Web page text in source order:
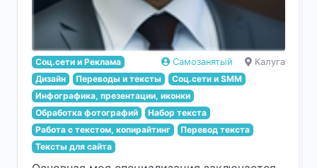
Самозанятый Калуга
Соц.сети и Реклама
Дизайн
Переводы и тексты
Соц.сети и SMM
Инфографика, презентации, иконки
Обработка фотографий
Набор текста
Работа с текстом, копирайтинг
Перевод текста
Тексты для сайта